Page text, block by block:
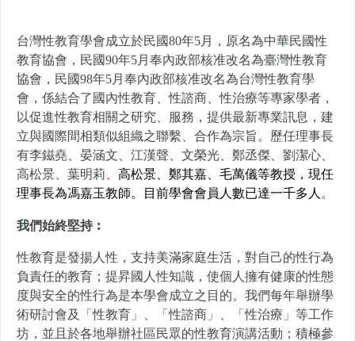
台灣性教育學會成立於民國80年5月， 原名為中華民國性
教育協會， 民國90年5月奉內政部核准改名為臺灣性教育
協會， 民國98年5月奉內政部核准改名為台灣性教育學
會， 係結合了國內性教育、性諮商、性治療等專家學者，
以促進性教育相關之研究、服務，提供最新專業訊息， 建
立與國際間相類似組織之聯繫、合作為宗旨。 歷任理事長
有李鎡堯、晏涵文、江漢聲、文榮光、鄭丞傑、劉潔心、
高松景、葉明莉
高松景、鄭其嘉、毛萬儀等教授，現任
理事長為馮嘉玉教師。目前學會會員人數已達一千多人 。
我們始終堅持︰
性教育是發揚人性，支持美滿家庭生活，對自己的性行為
負責任的教育；提昇國人性知識，使個人擁有健康的性態
度與安全的性行為是本學會成立之目的。我們每年舉辦學
術研討會及「性教育」、「性諮商」、「性治療」等工作
坊，並且於各地舉辦社區民眾的性教育演講活動；積極參